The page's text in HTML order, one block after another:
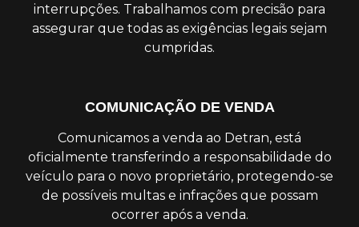
interrupções. Trabalhamos com precisão para
assegurar que todas as exigências legais sejam
cumpridas.
COMUNICAÇÃO DE VENDA
Comunicamos a venda ao Detran, está
oficialmente transferindo a responsabilidade do
veículo para o novo proprietário, protegendo-se
de possíveis multas e infrações que possam
ocorrer após a venda.